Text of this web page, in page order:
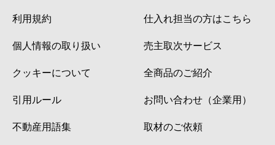
利用規約
個人情報の取り扱い
クッキーについて
引用ルール
不動産用語集
仕入れ担当の方はこちら
売主取次サービス
全商品のご紹介
お問い合わせ（企業用）
取材のご依頼